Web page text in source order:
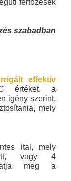
fertőzések
szabadban
effektív
értéket, a
igény szerint,
mely
ital, mely
vagy 4
meg a